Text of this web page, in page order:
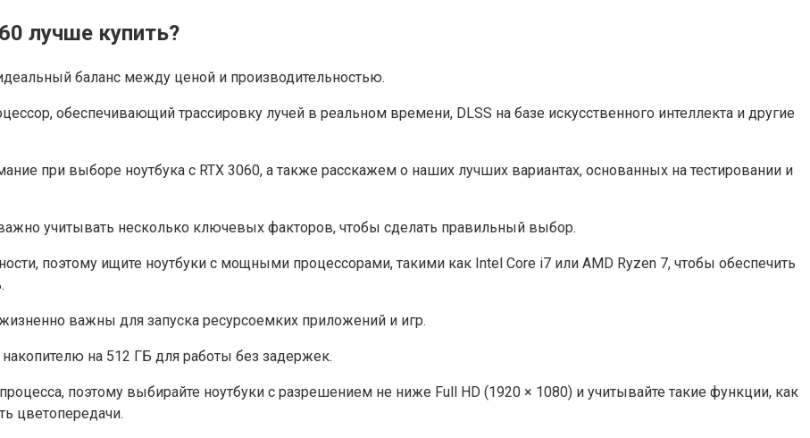
лучше купить?
баланс между ценой и производительностью.
обеспечивающий трассировку лучей в реальном времени, DLSS на базе искусственного интеллекта и другие
при выборе ноутбука с RTX 3060, а также расскажем о наших лучших вариантах, основанных на тестировании и
учитывать несколько ключевых факторов, чтобы сделать правильный выбор.
поэтому ищите ноутбуки с мощными процессорами, такими как Intel Core i7 или AMD Ryzen 7, чтобы обеспечить
важны для запуска ресурсоемких приложений и игр.
на 512 ГБ для работы без задержек.
поэтому выбирайте ноутбуки с разрешением не ниже Full HD (1920 × 1080) и учитывайте такие функции, как
цветопередачи.